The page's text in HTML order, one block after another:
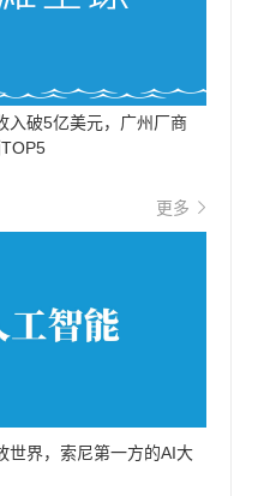
入破5亿美元，广州厂商
更多
世界，索尼第一方的AI大